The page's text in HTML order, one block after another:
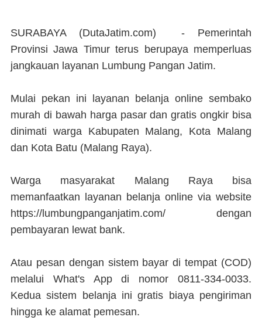
SURABAYA (DutaJatim.com) - Pemerintah
Provinsi Jawa Timur terus berupaya memperluas
jangkauan layanan Lumbung Pangan Jatim.
Mulai pekan ini layanan belanja online sembako
murah di bawah harga pasar dan gratis ongkir bisa
dinimati warga Kabupaten Malang, Kota Malang
dan Kota Batu (Malang Raya).
Warga masyarakat Malang Raya bisa
memanfaatkan layanan belanja online via website
https://lumbungpanganjatim.com/ dengan
pembayaran lewat bank.
Atau pesan dengan sistem bayar di tempat (COD)
melalui What's App di nomor 0811-334-0033.
Kedua sistem belanja ini gratis biaya pengiriman
hingga ke alamat pemesan.